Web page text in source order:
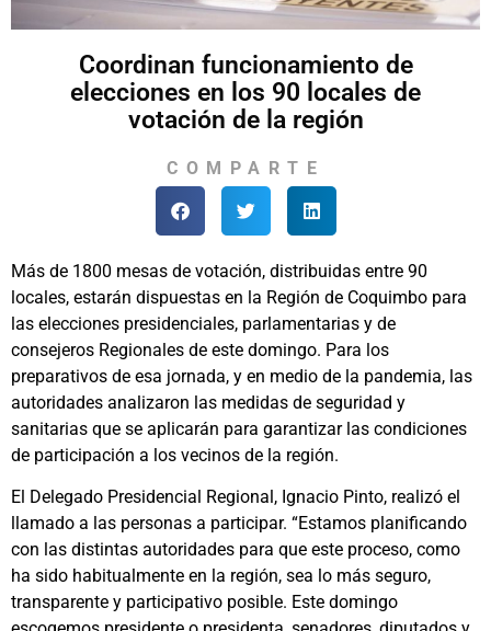
Coordinan funcionamiento de
elecciones en los 90 locales de
votación de la región
COMPARTE
Más de 1800 mesas de votación, distribuidas entre 90
locales, estarán dispuestas en la Región de Coquimbo para
las elecciones presidenciales, parlamentarias y de
consejeros Regionales de este domingo. Para los
preparativos de esa jornada, y en medio de la pandemia, las
autoridades analizaron las medidas de seguridad y
sanitarias que se aplicarán para garantizar las condiciones
de participación a los vecinos de la región.
El Delegado Presidencial Regional, Ignacio Pinto, realizó el
llamado a las personas a participar. “Estamos planificando
con las distintas autoridades para que este proceso, como
ha sido habitualmente en la región, sea lo más seguro,
transparente y participativo posible. Este domingo